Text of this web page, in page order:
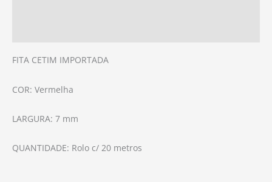
FITA CETIM IMPORTADA
COR: Vermelha
LARGURA: 7 mm
QUANTIDADE: Rolo c/ 20 metros